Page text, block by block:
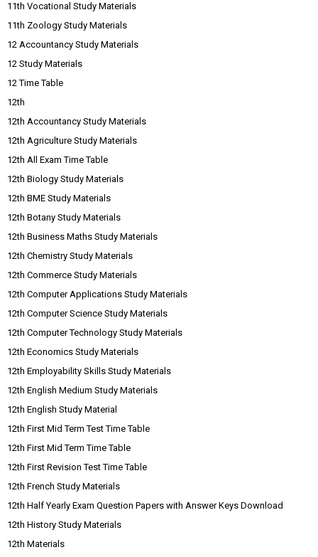
11th Vocational Study Materials
11th Zoology Study Materials
12 Accountancy Study Materials
12 Study Materials
12 Time Table
12th
12th Accountancy Study Materials
12th Agriculture Study Materials
12th All Exam Time Table
12th Biology Study Materials
12th BME Study Materials
12th Botany Study Materials
12th Business Maths Study Materials
12th Chemistry Study Materials
12th Commerce Study Materials
12th Computer Applications Study Materials
12th Computer Science Study Materials
12th Computer Technology Study Materials
12th Economics Study Materials
12th Employability Skills Study Materials
12th English Medium Study Materials
12th English Study Material
12th First Mid Term Test Time Table
12th First Mid Term Time Table
12th First Revision Test Time Table
12th French Study Materials
12th Half Yearly Exam Question Papers with Answer Keys Download
12th History Study Materials
12th Materials